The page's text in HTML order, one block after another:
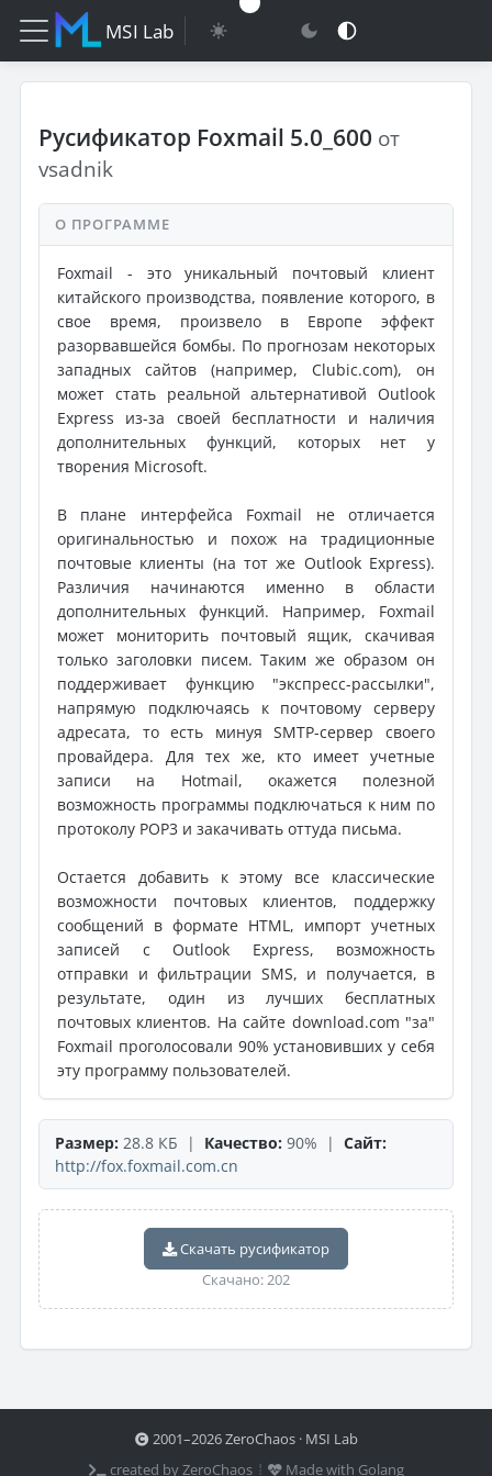
MSI Lab
Русификатор Foxmail 5.0_600 от
vsadnik
О ПРОГРАММЕ
Foxmail - это уникальный почтовый клиент
китайского производства, появление которого, в
свое время, произвело в Европе эффект
разорвавшейся бомбы. По прогнозам некоторых
западных сайтов (например, Clubic.com), он
может стать реальной альтернативой Outlook
Express из-за своей бесплатности и наличия
дополнительных функций, которых нет у
творения Microsoft.
В плане интерфейса Foxmail не отличается
оригинальностью и похож на традиционные
почтовые клиенты (на тот же Outlook Express).
Различия начинаются именно в области
дополнительных функций. Например, Foxmail
может мониторить почтовый ящик, скачивая
только заголовки писем. Таким же образом он
поддерживает функцию "экспресс-рассылки",
напрямую подключаясь к почтовому серверу
адресата, то есть минуя SMTP-сервер своего
провайдера. Для тех же, кто имеет учетные
записи на Hotmail, окажется полезной
возможность программы подключаться к ним по
протоколу POP3 и закачивать оттуда письма.
Остается добавить к этому все классические
возможности почтовых клиентов, поддержку
сообщений в формате HTML, импорт учетных
записей с Outlook Express, возможность
отправки и фильтрации SMS, и получается, в
результате, один из лучших бесплатных
почтовых клиентов. На сайте download.com "за"
Foxmail проголосовали 90% установивших у себя
эту программу пользователей.
Размер: 28.8 КБ | Качество: 90% | Сайт:
http://fox.foxmail.com.cn
Скачать русификатор
Скачано: 202
2001–2026 ZeroChaos · MSI Lab
created by ZeroChaos ⦙
Made with Golang